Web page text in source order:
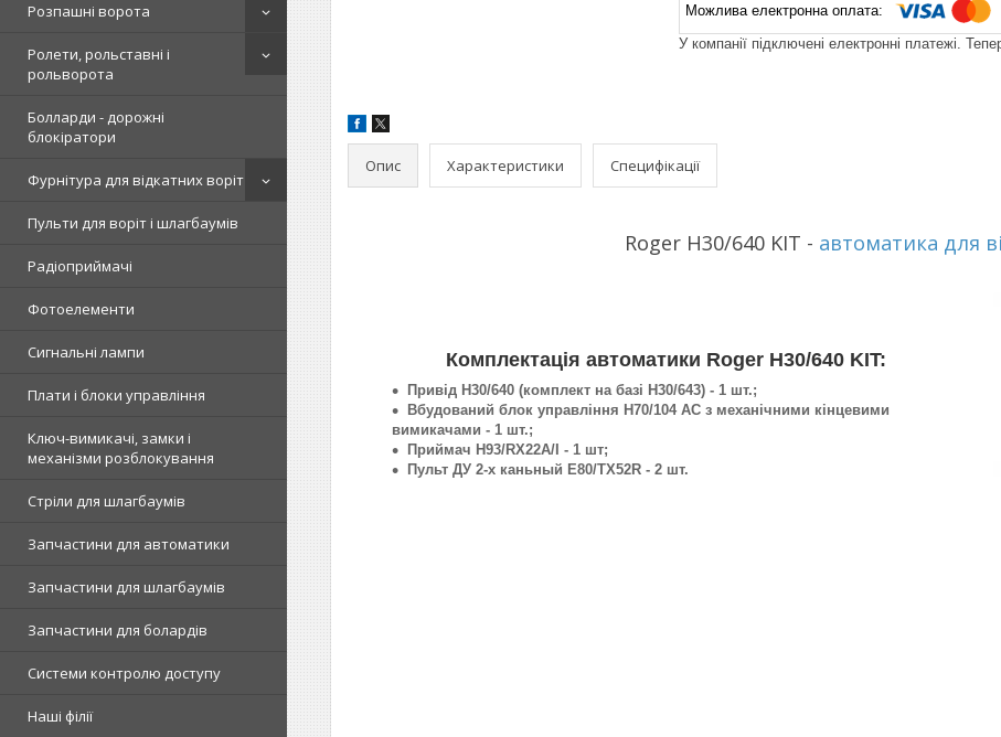
Розпашні ворота
Ролети, рольставні і
рольворота
Болларди - дорожні
блокіратори
Фурнітура для відкатних воріт
Пульти для воріт і шлагбаумів
Радіоприймачі
Фотоелементи
Сигнальні лампи
Плати і блоки управління
Ключ-вимикачі, замки і
механізми розблокування
Стріли для шлагбаумів
Запчастини для автоматики
Запчастини для шлагбаумів
Запчастини для болардів
Системи контролю доступу
Наші філії
У компанії підключені електронні платежі.
Опис Характеристики Специфікації
Roger H30/640 KIT - автоматика для
Комплектація автоматики Roger H30/640 KIT:
Привід H30/640 (комплект на базі H30/643) - 1 шт.;
Вбудований блок управління Н70/104 АС з механічними кінцевими
вимикачами - 1 шт.;
Приймач H93/RX22A/I - 1 шт;
Пульт ДУ 2-х каньный E80/ТХ52R - 2 шт.